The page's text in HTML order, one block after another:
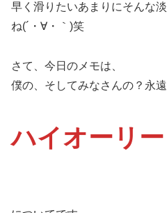
早く滑りたいあまりにそんな
ね(´・∀・｀)笑
さて、今日のメモは、
僕の、そしてみなさんの？永
ハイオーリー